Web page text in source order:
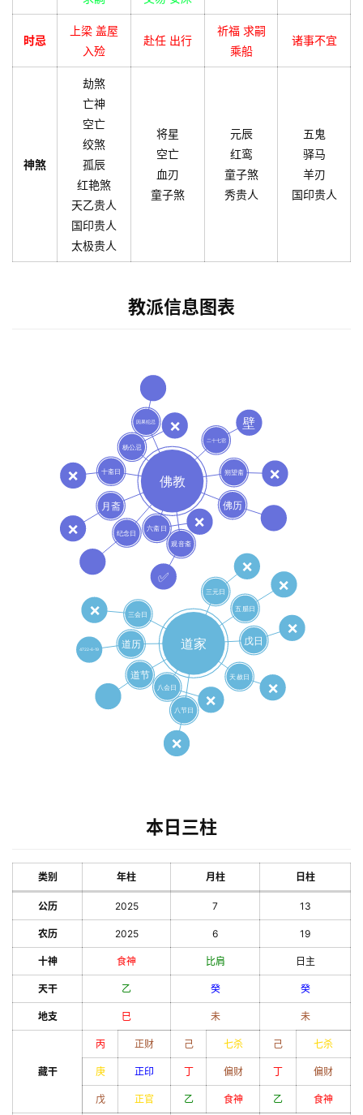
时忌
上梁 盖屋
入殓
赴任 出行
祈福 求嗣
乘船
诸事不宜
神煞
劫煞
亡神
空亡
绞煞
孤辰
红艳煞
天乙贵人
国印贵人
太极贵人
将星
空亡
血刃
童子煞
元辰
红鸾
童子煞
秀贵人
五鬼
驿马
羊刃
国印贵人
教派信息图表
本日三柱
类别 年柱 月柱 日柱
公历 2025 7 13
农历 2025 6 19
十神 食神 比肩 日主
天干 乙 癸 癸
地支 巳 未 未
藏干
丙 正财 己 七杀 己 七杀
庚 正印 丁 偏财 丁 偏财
戊 正官 乙 食神 乙 食神